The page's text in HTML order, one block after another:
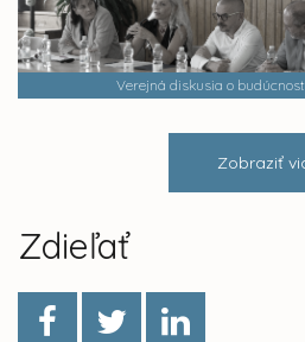
Verejná diskusia o
Zobraziť
Zdieľať